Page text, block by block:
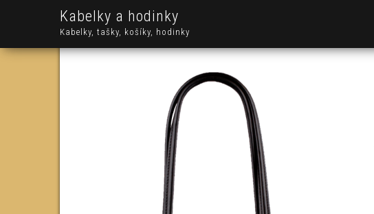
Kabelky a hodinky
Kabelky, tašky, košíky, hodinky